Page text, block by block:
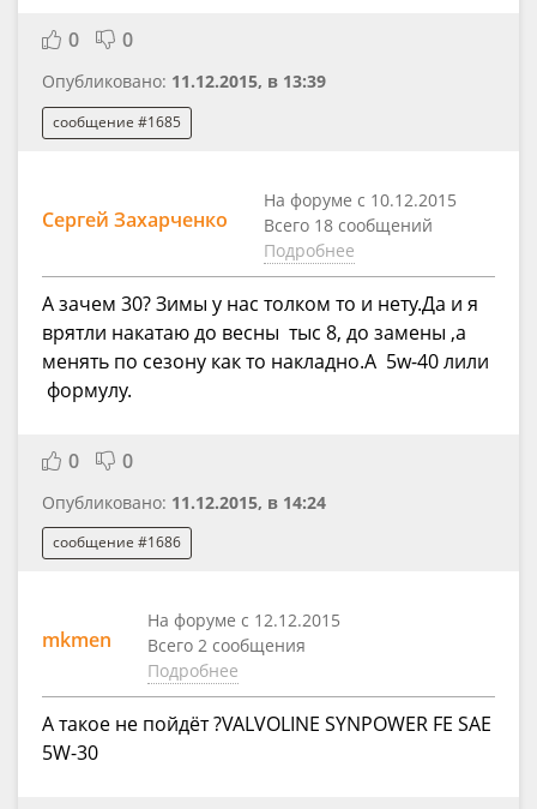
0 0
Опубликовано: 11.12.2015, в 13:39
сообщение #1685
Сергей Захарченко
На форуме с 10.12.2015
Всего 18 сообщений
Подробнее
А зачем 30? Зимы у нас толком то и нету.Да и я
врятли накатаю до весны тыс 8, до замены ,а
менять по сезону как то накладно.А 5w-40 лили
формулу.
0 0
Опубликовано: 11.12.2015, в 14:24
сообщение #1686
mkmen
На форуме с 12.12.2015
Всего 2 сообщения
Подробнее
А такое не пойдёт ?VALVOLINE SYNPOWER FE SAE
5W-30